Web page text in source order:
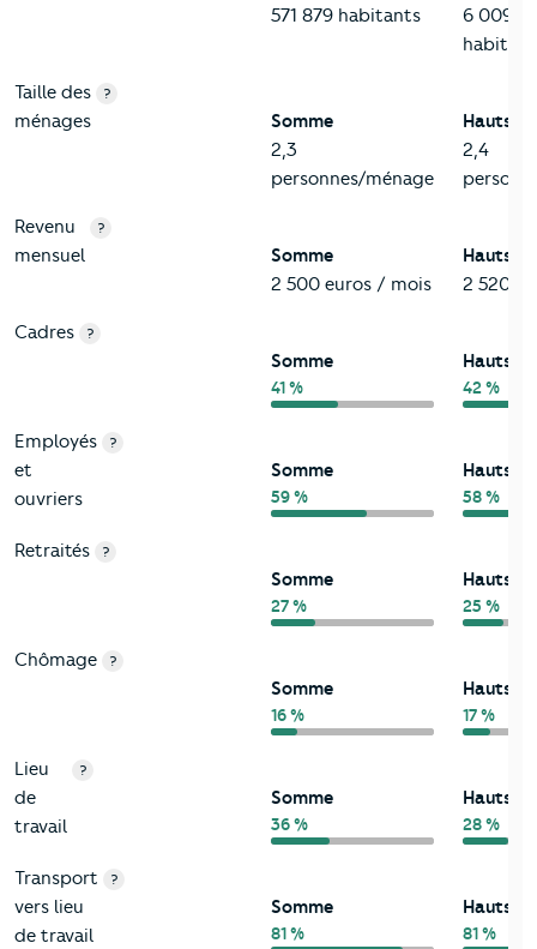
571 879 habitants
6 009
Taille des
ménages
?
Somme
2,3
personnes/ménage
Hauts-
2,4
Revenu
mensuel
?
Somme
2 500 euros / mois
Hauts-
2 520
Cadres ?
Somme
41 %
Hauts-
42 %
Employés
et
ouvriers
?
Somme
59 %
Hauts-
58 %
Retraités ?
Somme
27 %
Hauts-
25 %
Chômage ?
Somme
16 %
Hauts-
17 %
Lieu
de
travail
?
Somme
36 %
Hauts-
28 %
Transport
vers lieu
de travail
?
Somme
81 %
Hauts-
81 %